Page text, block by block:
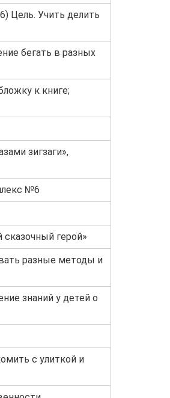
Цель. Учить делить
бегать в разных
к книге;
зигзаги»,
№6
герой»
разные методы и
знаний у детей о
с улиткой и